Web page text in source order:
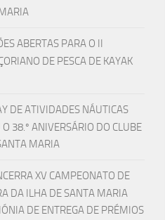
ABERTAS PARA O II
DE PESCA DE KAYAK
DE ATIVIDADES NÁUTICAS
38.º ANIVERSÁRIO DO CLUBE
MARIA
XV CAMPEONATO DE
DA ILHA DE SANTA MARIA
DE ENTREGA DE PRÉMIOS